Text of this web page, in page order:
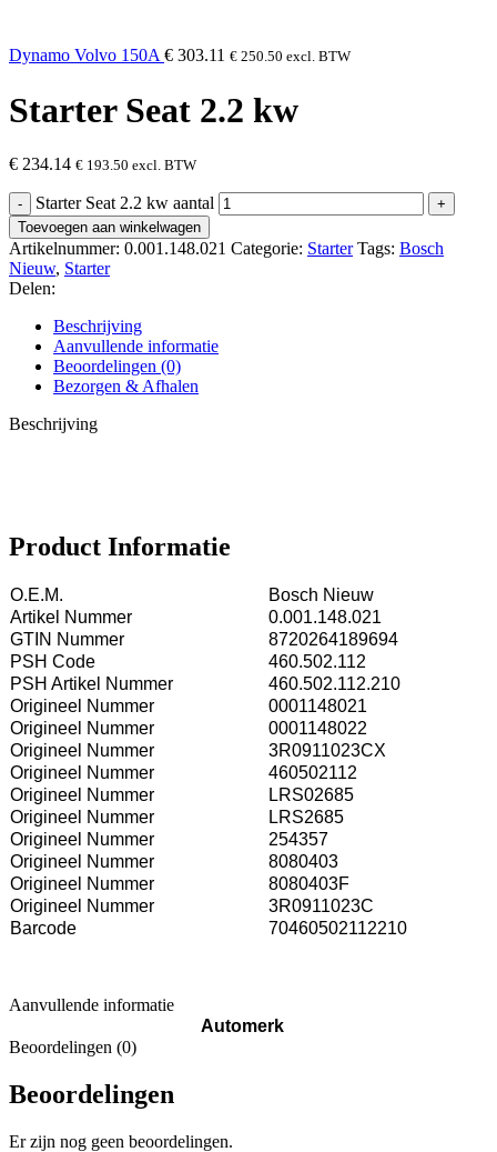
Dynamo Volvo 150A € 303.11 € 250.50 excl. BTW
Starter Seat 2.2 kw
€ 234.14 € 193.50 excl. BTW
Starter Seat 2.2 kw aantal
Toevoegen aan winkelwagen
Artikelnummer: 0.001.148.021 Categorie: Starter Tags: Bosch
Nieuw, Starter
Delen:
Beschrijving
Aanvullende informatie
Beoordelingen (0)
Bezorgen & Afhalen
Beschrijving
Product Informatie
O.E.M.
Bosch Nieuw
Artikel Nummer
0.001.148.021
GTIN Nummer
8720264189694
PSH Code
460.502.112
PSH Artikel Nummer
460.502.112.210
Origineel Nummer
0001148021
Origineel Nummer
0001148022
Origineel Nummer
3R0911023CX
Origineel Nummer
460502112
Origineel Nummer
LRS02685
Origineel Nummer
LRS2685
Origineel Nummer
254357
Origineel Nummer
8080403
Origineel Nummer
8080403F
Origineel Nummer
3R0911023C
Barcode
70460502112210
Aanvullende informatie
Automerk
Beoordelingen (0)
Beoordelingen
Er zijn nog geen beoordelingen.